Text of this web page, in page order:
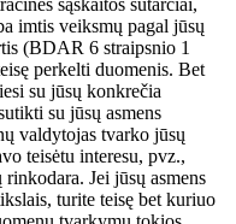
sąskaitos sutarčiai,
imtis veiksmų pagal jūsų
(BDAR 6 straipsnio 1
perkelti duomenis. Bet
su jūsų konkrečia
su jūsų asmens
valdytojas tvarko jūsų
teisėtu interesu, pvz.,
Jei jūsų asmens
turite teisę bet kuriuo